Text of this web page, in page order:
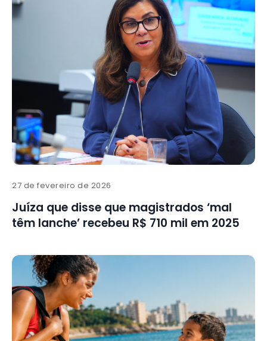
27 de fevereiro de 2026
Juíza que disse que magistrados ‘mal
têm lanche’ recebeu R$ 710 mil em 2025